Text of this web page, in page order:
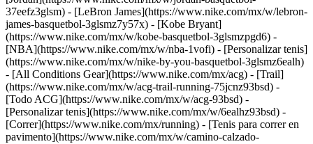
37eefz3glsm) - [LeBron James](https://www.nike.com/mx/w/lebron-
james-basquetbol-3glsmz7y57x) - [Kobe Bryant]
(https://www.nike.com/mx/w/kobe-basquetbol-3glsmzpgd6) -
[NBA](https://www.nike.com/mx/w/nba-1vofi) - [Personalizar tenis]
(https://www.nike.com/mx/w/nike-by-you-basquetbol-3glsmz6ealh)
- [All Conditions Gear](https://www.nike.com/mx/acg) - [Trail]
(https://www.nike.com/mx/w/acg-trail-running-75jcnz93bsd) -
[Todo ACG](https://www.nike.com/mx/w/acg-93bsd) -
[Personalizar tenis](https://www.nike.com/mx/w/6ealhz93bsd) -
[Correr](https://www.nike.com/mx/running) - [Tenis para correr en
pavimento](https://www.nike.com/mx/w/camino-calzado-